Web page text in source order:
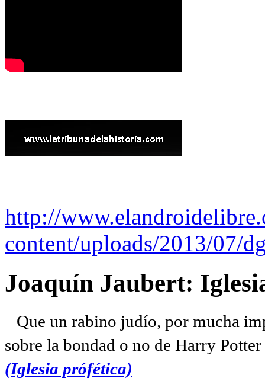
http://
content/uploads/2013/07/
Joaquín Jaubert:
Que un rabino judío, por mucha
sobre la bondad o no de Harry
(Iglesia prófética)